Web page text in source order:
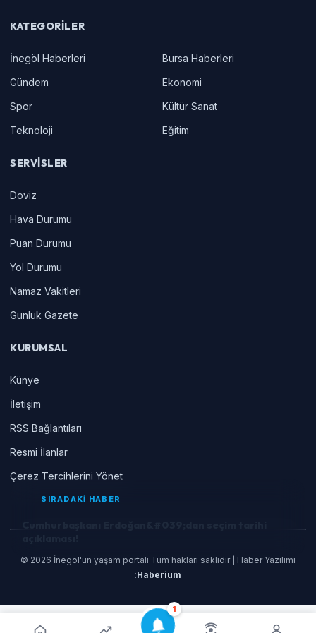
1
KATEGORILER
İnegöl Haberleri
Bursa Haberleri
Gündem
Ekonomi
Spor
Kültür Sanat
Teknoloji
Eğitim
SERVISLER
Doviz
Hava Durumu
Puan Durumu
Yol Durumu
Namaz Vakitleri
Gunluk Gazete
KURUMSAL
Künye
İletişim
RSS Bağlantıları
Resmi İlanlar
Çerez Tercihlerini Yönet
© 2026 İnegöl'ün yaşam portalı Tüm hakları saklıdır | Haber Yazılımı
:Haberium
SIRADAKİ HABER